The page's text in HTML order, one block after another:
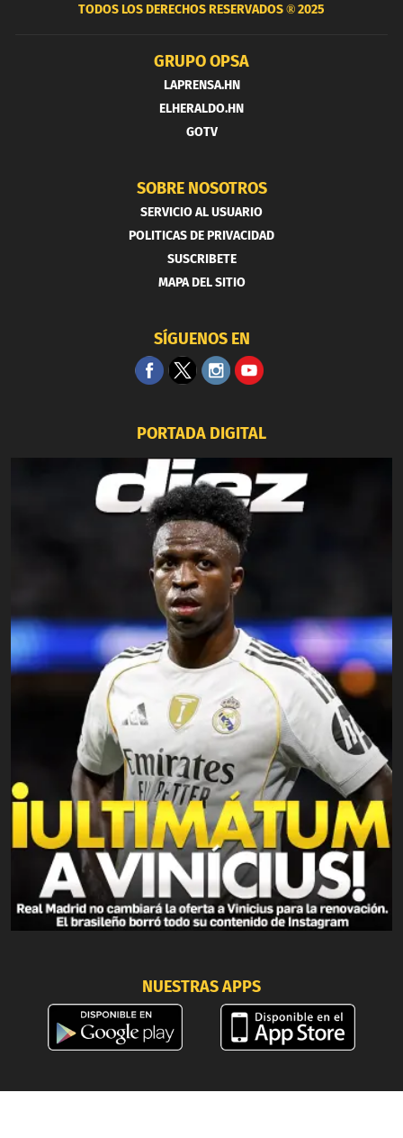
TODOS LOS DERECHOS RESERVADOS ®2025
GRUPO OPSA
LAPRENSA.HN
ELHERALDO.HN
GOTV
SOBRE NOSOTROS
SERVICIO AL USUARIO
POLITICAS DE PRIVACIDAD
SUSCRIBETE
MAPA DEL SITIO
SÍGUENOS EN
PORTADA DIGITAL
NUESTRAS APPS